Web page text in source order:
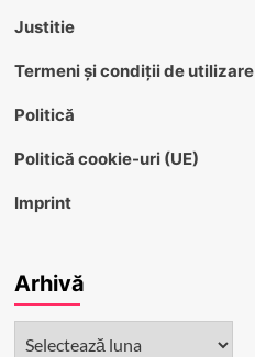
Justitie
Termeni și condiții de utilizare
Politică
Politică cookie-uri (UE)
Imprint
Arhivă